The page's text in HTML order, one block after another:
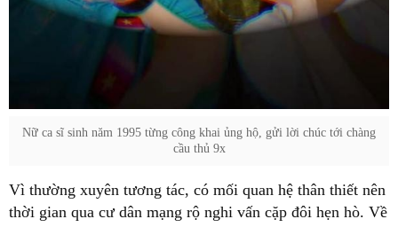
Nữ ca sĩ sinh năm 1995 từng công khai ủng hộ, gửi lời chúc tới chàng
cầu thủ 9x
Vì thường xuyên tương tác, có mối quan hệ thân thiết nên
thời gian qua cư dân mạng rộ nghi vấn cặp đôi hẹn hò. Về